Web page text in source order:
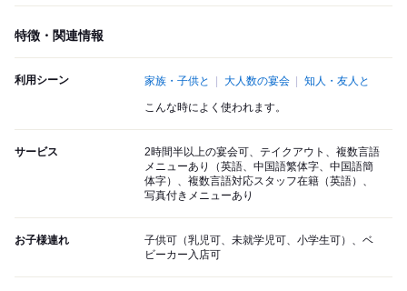
特徴・関連情報
利用シーン 家族・子供と 大人数の宴会 知人・友人と
こんな時によく使われます。
サービス
2時間半以上の宴会可、テイクアウト、複数言語
メニューあり（英語、中国語繁体字、中国語簡
体字）、複数言語対応スタッフ在籍（英語）、
写真付きメニューあり
お子様連れ
子供可（乳児可、未就学児可、小学生可）、ベ
ビーカー入店可